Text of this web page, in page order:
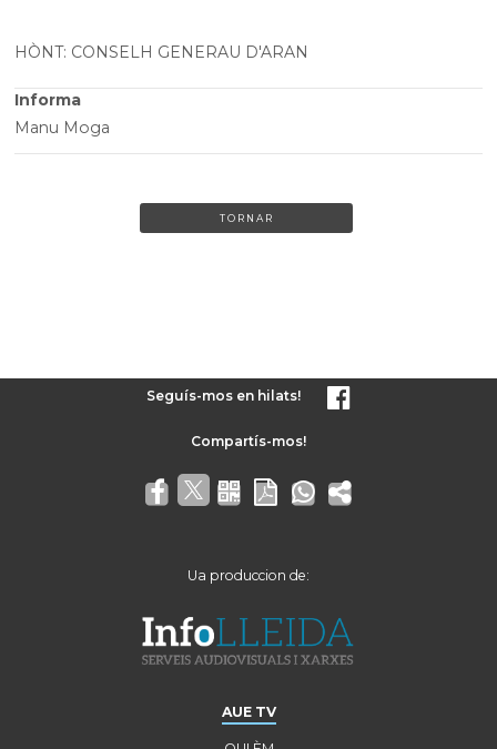
HÒNT: CONSELH GENERAU D'ARAN
Informa
Manu Moga
TORNAR
Seguís-mos en hilats!
Ua produccion de:
AUE TV